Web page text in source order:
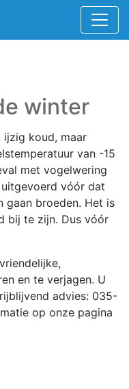
winter
ijzig koud, maar
van -15
met vogelwering
vóór dat
gaan broeden. Het is
bij te zijn. Dus vóór
en te verjagen. U
advies: 035-
op onze pagina